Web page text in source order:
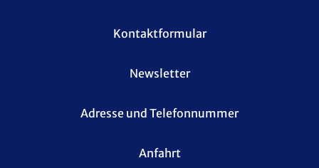
Kontaktformular
Newsletter
Adresse und Telefonnummer
Anfahrt